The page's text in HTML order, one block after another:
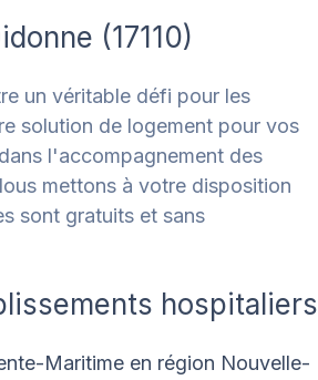
(17110)
un véritable défi pour les
solution de logement pour vos
l'accompagnement des
mettons à votre disposition
sont gratuits et sans
hospitaliers
Maritime en région Nouvelle-